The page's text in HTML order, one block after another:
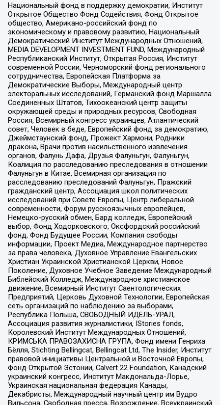
Национальный фонд в поддержку демократии, Институт
Открытое Общество Фонд Содействия, Фонд Открытое
общество, Американо-российский фонд по
экономическому и правовому развитию, Национальный
Демократический Институт Международных Отношений,
MEDIA DEVELOPMENT INVESTMENT FUND, Международный
Республиканский Институт, Открытая Россия, Институт
современной России, Черноморский фонд регионального
сотрудничества, Европейская Платформа за
Демократические Выборы, Международный центр
электоральных исследований, Германский фонд Маршалла
Соединенных Штатов, Тихоокеанский центр защиты
окружающей среды и природных ресурсов, Свободная
Россия, Всемирный конгресс украинцев, Атлантический
совет, Человек в беде, Европейский фонд за демократию,
Джеймстаунский фонд, Прожект Хармони, Родники
дракона, Врачи против насильственного извлечения
органов, Фалунь Дафа, Друзья Фалуньгун, Фалуньгун,
Коалиция по расследованию преследования в отношении
Фалуньгун в Китае, Всемирная организация по
расследованию преследований Фалуньгун, Пражский
гражданский центр, Ассоциация школ политических
исследований при Совете Европы, Центр либеральной
современности, Форум русскоязычных европейцев,
Немецко-русский обмен, Бард колледж, Европейский
выбор, Фонд Ходорковского, Оксфордский российский
фонд, Фонд Будущее России, Компания свободы
информации, Проект Медиа, Международное партнерство
за права человека, Духовное Управление Евангельских
Христиан Украинской Христианской Церкви, Новое
Поколение, Духовное Учебное Заведение Международный
Библейский Колледж, Международное христианское
движение, Всемирный Институт Саентологических
Предприятий, Церковь Духовной Технологии, Европейская
сеть организаций по наблюдению за выборами,
Республика Польша, СВОБОДНЫЙ ИДЕЛЬ-УРАЛ,
Ассоциация развития журналистики, IStories fonds,
Королевский Институт Международных Отношений,
КРИМСЬКА ПРАВОЗАХИСНА ГРУПА, Фонд имени Генриха
Бёлля, Stichting Bellingcat, Bellingcat Ltd, The Insider, Институт
правовой инициативы Центральной и Восточной Европы,
Фонд Открытой Эстонии, Calvert 22 Foundation, Канадский
украинский конгресс, Институт Макдональда-Лорье,
Украинская национальная федерация Канады,
Декабристы, Международный научный центр им Вудро
Вильсона, Свободная пресса, Возрождение, Всеукраинский